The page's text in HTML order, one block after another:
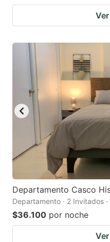
Departamento Casco
Departamento · 2 Invitados
$36.100 por noche